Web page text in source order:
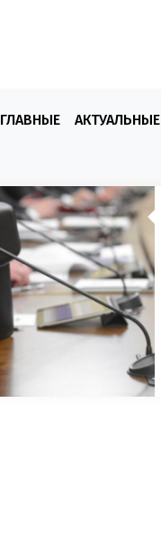
ГЛАВНЫЕ АКТУАЛЬНЫЕ